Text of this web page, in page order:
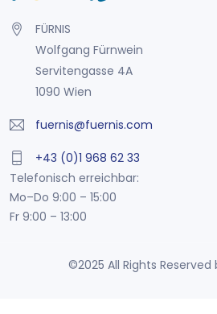
FÜRNIS
Wolfgang Fürnwein
Servitengasse 4A
1090 Wien
fuernis@fuernis.com
+43 (0)1 968 62 33
Telefonisch erreichbar:
Mo–Do 9:00 – 15:00
Fr 9:00 – 13:00
©2025 All Rights Reserved